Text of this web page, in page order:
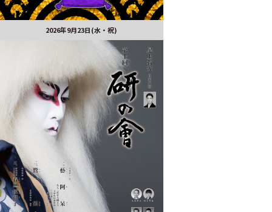
2026年9月23日(水・祝)